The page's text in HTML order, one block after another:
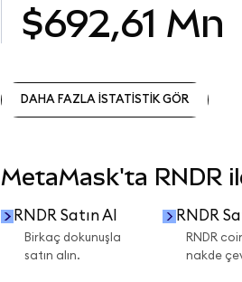
$692,61 Mn
DAHA FAZLA İSTATİSTİK GÖR
MetaMask'ta RNDR
RNDR Satın Al
Birkaç dokunuşla
satın alın.
RNDR
RNDR
nakde